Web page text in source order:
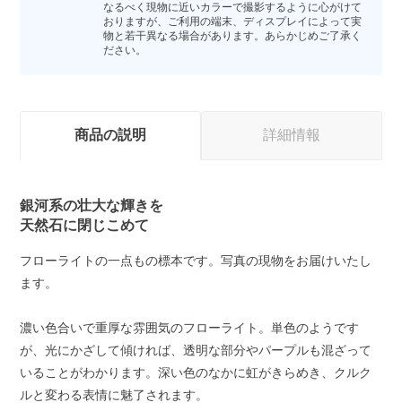
なるべく現物に近いカラーで撮影するように心がけて
おりますが、ご利用の端末、ディスプレイによって実
物と若干異なる場合があります。あらかじめご了承く
ださい。
商品の説明 詳細情報
銀河系の壮大な輝きを
天然石に閉じこめて
フローライトの一点もの標本です。写真の現物をお届けいたし
ます。
濃い色合いで重厚な雰囲気のフローライト。単色のようです
が、光にかざして傾ければ、透明な部分やパープルも混ざって
いることがわかります。深い色のなかに虹がきらめき、クルク
ルと変わる表情に魅了されます。